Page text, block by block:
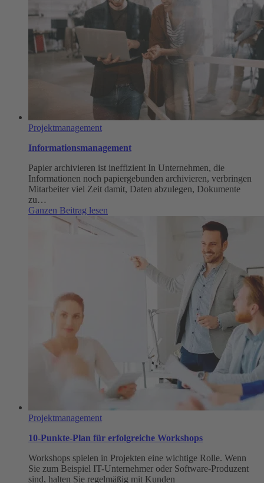
Projektmanagement
Informationsmanagement
Papier archivieren ist ineffizient In Unternehmen, die
Informationen noch papiergebunden archivieren, verbringen
Mitarbeiter viel Zeit damit, Daten abzulegen, Dokumente
zu…
Ganzen Beitrag lesen
Projektmanagement
10-Punkte-Plan für erfolgreiche Workshops
Workshops spielen in Projekten eine wichtige Rolle. Wenn
Sie zum Beispiel IT-Unternehmer oder Software-Produzent
sind, halten Sie regelmäßig mit Kunden